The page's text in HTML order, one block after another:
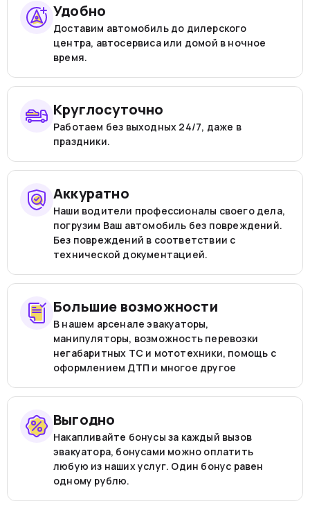
Удобно
Доставим автомобиль до дилерского
центра, автосервиса или домой в ночное
время.
Круглосуточно
Работаем без выходных 24/7, даже в
праздники.
Аккуратно
Наши водители профессионалы своего дела,
погрузим Ваш автомобиль без повреждений.
Без повреждений в соответствии с
технической документацией.
Большие возможности
В нашем арсенале эвакуаторы,
манипуляторы, возможность перевозки
негабаритных ТС и мототехники, помощь с
оформлением ДТП и многое другое
Выгодно
Накапливайте бонусы за каждый вызов
эвакуатора, бонусами можно оплатить
любую из наших услуг. Один бонус равен
одному рублю.